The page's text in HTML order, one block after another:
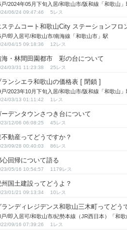
戸/2024年05月下旬入居/和歌山市/阪和線「和歌山」
06/24 09:47:46 5
ステムコート和歌山City ステーションフロ
戸/即入居可/和歌山市/南海線「和歌山市」駅
04/15 09:18:36 12
海・林間田園都市 彩の台について
03/31 11:23:38 25
ランシエラ和歌山の価格表 [ 閉鎖 ]
戸/2023年10月下旬入居/和歌山市/阪和線「和歌山」
03/13 01:11:42 1
ーデンタウンさつき台について
12/06 06:08:25 45
不動産ってどうですか？
09/28 00:40:03 86
心回帰について語る
05/16 10:54:57 1179
州国土建設ってどうよ？
01/21 09:13:34 10
ランディレジデンス和歌山三木町ってどう
戸/即入居可/和歌山市/紀勢本線（JR西日本）「和歌
09/16 07:39:26 1